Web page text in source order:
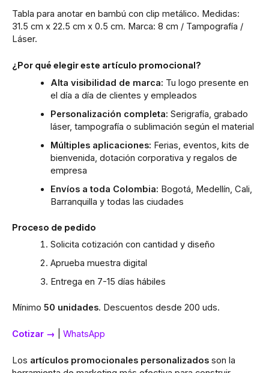
Tabla para anotar en bambú con clip metálico. Medidas:
31.5 cm x 22.5 cm x 0.5 cm. Marca: 8 cm / Tampografía /
Láser.
¿Por qué elegir este artículo promocional?
Alta visibilidad de marca: Tu logo presente en
el día a día de clientes y empleados
Personalización completa: Serigrafía, grabado
láser, tampografía o sublimación según el material
Múltiples aplicaciones: Ferias, eventos, kits de
bienvenida, dotación corporativa y regalos de
empresa
Envíos a toda Colombia: Bogotá, Medellín, Cali,
Barranquilla y todas las ciudades
Proceso de pedido
Solicita cotización con cantidad y diseño
Aprueba muestra digital
Entrega en 7-15 días hábiles
Mínimo 50 unidades. Descuentos desde 200 uds.
Cotizar → WhatsApp
Los artículos promocionales personalizados son la